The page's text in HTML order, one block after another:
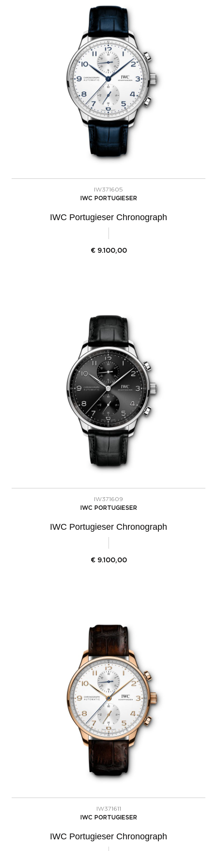
IW371605
IWC PORTUGIESER
IWC Portugieser Chronograph
€ 9.100,00
IW371609
IWC PORTUGIESER
IWC Portugieser Chronograph
€ 9.100,00
IW371611
IWC PORTUGIESER
IWC Portugieser Chronograph